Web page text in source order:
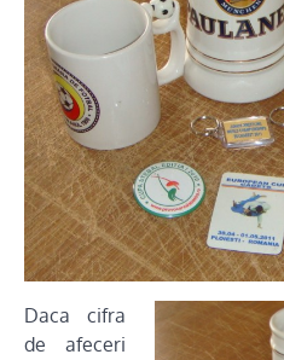
Daca cifra
de afeceri